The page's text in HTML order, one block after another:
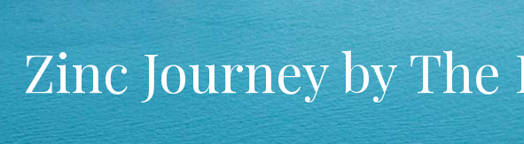
Zinc Journey by The